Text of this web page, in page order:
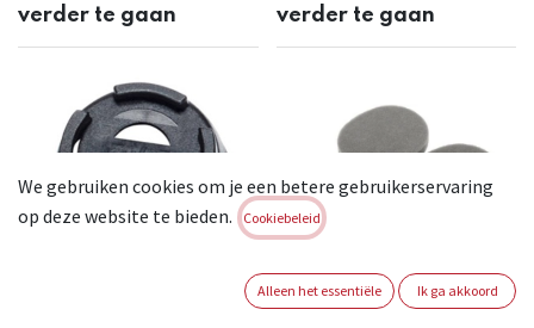
verder te gaan
verder te gaan
We gebruiken cookies om je een betere gebruikerservaring
op deze website te bieden.
Cookiebeleid
Alleen het essentiële Ik ga akkoord